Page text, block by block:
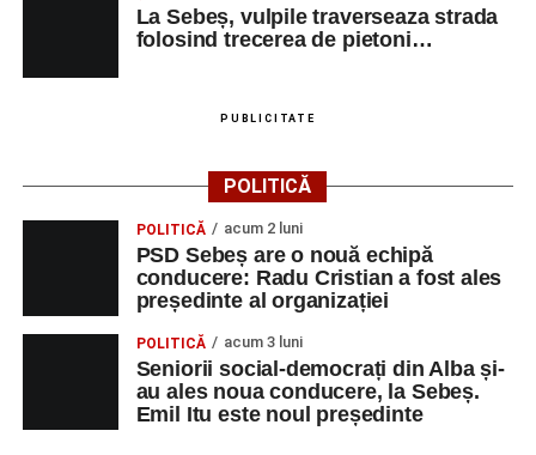
Milena Vădan – vioară
Emanuel Elcean – contrabas
Adrian Lup – violoncel
Vlad Dordea.
Piața Primăriei
Orele 17.00–20.00– Punct oficial de înscrieri și informații
SÂMBĂTĂ, 22 AUGUST 2026
La Sebeș, vulpile traverseaza strada
folosind trecerea de pietoni…
PUBLICITATE
POLITICĂ
POLITICĂ acum 2 luni
PSD Sebeș are o nouă echipă
conducere: Radu Cristian a fost ales
președinte al organizației
POLITICĂ acum 3 luni
Seniorii social-democrați din Alba și-
au ales noua conducere, la Sebeș.
Emil Itu este noul președinte